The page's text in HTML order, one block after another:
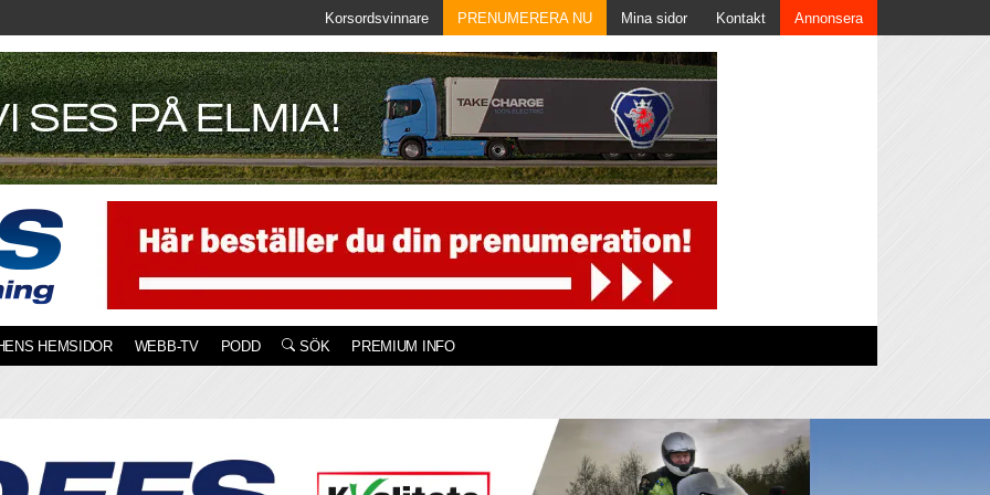
Korsordsvinnare PRENUMERERA NU Mina sidor Kontakt Annonsera
HEMSIDOR WEBB-TV PODD SÖK PREMIUM INFO